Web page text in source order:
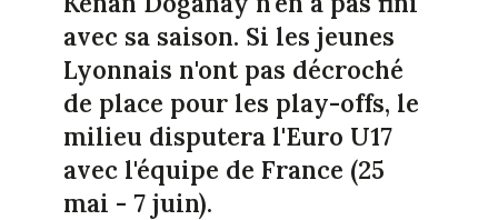
avec sa saison. Si les jeunes
Lyonnais n'ont pas décroché
de place pour les play-offs, le
milieu disputera l'Euro U17
avec l'équipe de France (25
mai - 7 juin).